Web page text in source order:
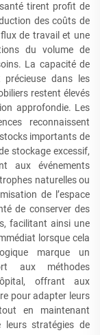
tirent profit de
des coûts de
de travail et une
du volume de
La capacité de
précieuse dans les
restent élevés
approfondie. Les
reconnaissent
importants de
stockage excessif,
aux événements
naturelles ou
de l’espace
de conserver des
facilitant ainsi une
lorsque cela
marque un
aux méthodes
offrant aux
pour adapter leurs
en maintenant
leurs stratégies de